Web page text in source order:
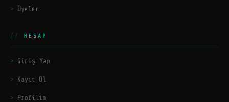
Üyeler
HESAP
Giriş Yap
Kayıt Ol
Profilim